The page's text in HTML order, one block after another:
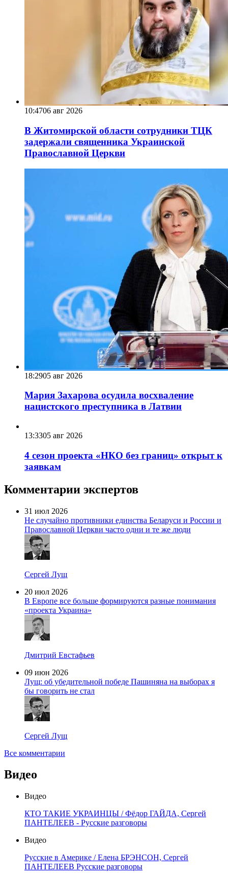
10:4706 авг 2026
В Житомирской области сотрудники ТЦК
задержали священника Украинской
Православной Церкви
18:2905 авг 2026
Мария Захарова осудила восхваление
нацистского преступника в Латвии
13:3305 авг 2026
4 сезон проекта «НКО без границ» открыт к
заявкам
Комментарии экспертов
31 июл 2026
Не случайно противники единства Беларуси и России и
Православной Церкви часто одни и те же люди
Сергей Лущ
20 июл 2026
В Европе все больше формируются разные понимания
«проекта Украина»
Дмитрий Евстафьев
09 июн 2026
Лущ: об убедительной победе Пашиняна на выборах я
бы говорить не стал
Сергей Лущ
Все комментарии
Видео
Видео
КТО ТАКИЕ УКРАИНЦЫ / Фёдор ГАЙДА, Сергей
ПАНТЕЛЕЕВ - Русские разговоры
Видео
Русские в Америке / Елена БРЭНСОН, Сергей
ПАНТЕЛЕЕВ Русские разговоры